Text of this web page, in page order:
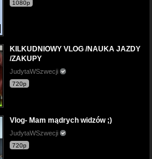
1080p
KILKUDNIOWY VLOG /NAUKA JAZDY
/ZAKUPY
JudytaWSzwecji
720p
Vlog- Mam mądrych widzów ;)
JudytaWSzwecji
720p